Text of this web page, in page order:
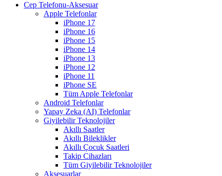
Cep Telefonu-Aksesuar
Apple Telefonlar
iPhone 17
iPhone 16
iPhone 15
iPhone 14
iPhone 13
iPhone 12
iPhone 11
iPhone SE
Tüm Apple Telefonlar
Android Telefonlar
Yapay Zeka (AI) Telefonlar
Giyilebilir Teknolojiler
Akıllı Saatler
Akıllı Bileklikler
Akıllı Çocuk Saatleri
Takip Cihazları
Tüm Giyilebilir Teknolojiler
Aksesuarlar